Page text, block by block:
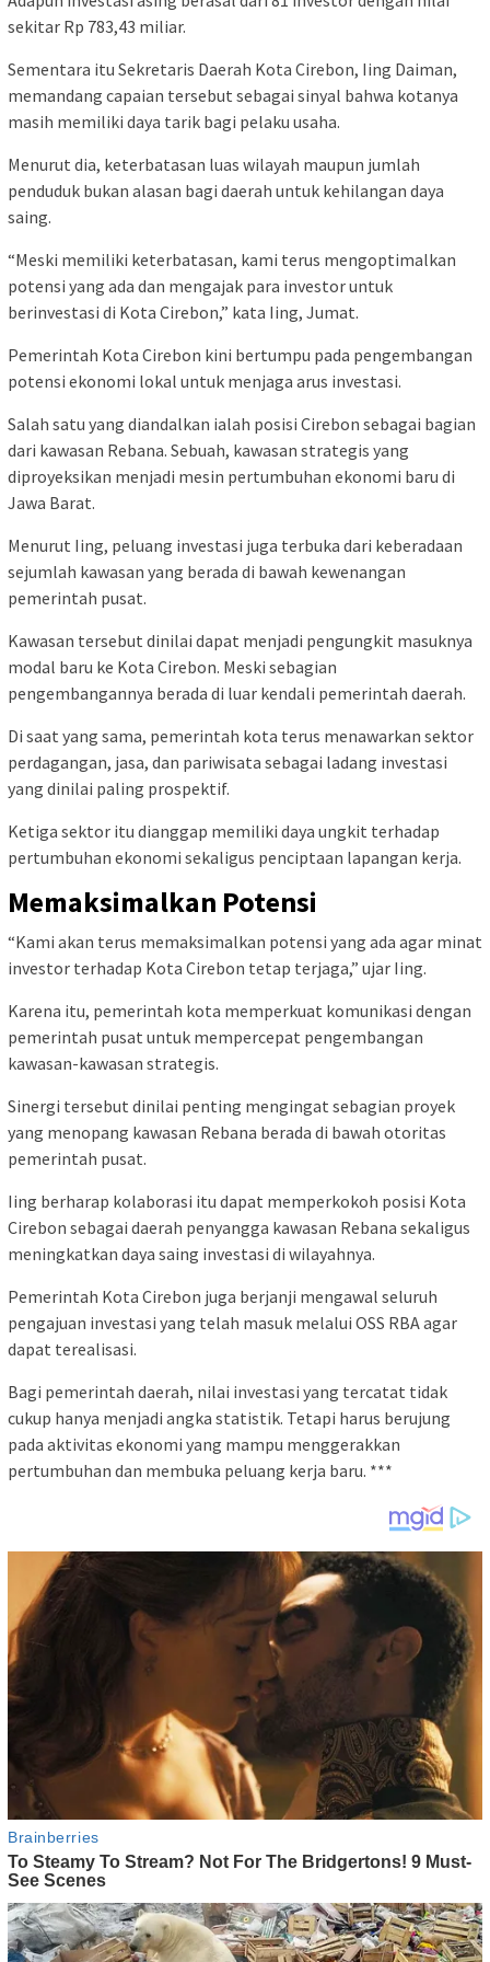
sekitar Rp 783,43 miliar.
Sementara itu Sekretaris Daerah Kota Cirebon, Iing Daiman,
memandang capaian tersebut sebagai sinyal bahwa kotanya
masih memiliki daya tarik bagi pelaku usaha.
Menurut dia, keterbatasan luas wilayah maupun jumlah
penduduk bukan alasan bagi daerah untuk kehilangan daya
saing.
“Meski memiliki keterbatasan, kami terus mengoptimalkan
potensi yang ada dan mengajak para investor untuk
berinvestasi di Kota Cirebon,” kata Iing, Jumat.
Pemerintah Kota Cirebon kini bertumpu pada pengembangan
potensi ekonomi lokal untuk menjaga arus investasi.
Salah satu yang diandalkan ialah posisi Cirebon sebagai bagian
dari kawasan Rebana. Sebuah, kawasan strategis yang
diproyeksikan menjadi mesin pertumbuhan ekonomi baru di
Jawa Barat.
Menurut Iing, peluang investasi juga terbuka dari keberadaan
sejumlah kawasan yang berada di bawah kewenangan
pemerintah pusat.
Kawasan tersebut dinilai dapat menjadi pengungkit masuknya
modal baru ke Kota Cirebon. Meski sebagian
pengembangannya berada di luar kendali pemerintah daerah.
Di saat yang sama, pemerintah kota terus menawarkan sektor
perdagangan, jasa, dan pariwisata sebagai ladang investasi
yang dinilai paling prospektif.
Ketiga sektor itu dianggap memiliki daya ungkit terhadap
pertumbuhan ekonomi sekaligus penciptaan lapangan kerja.
Memaksimalkan Potensi
“Kami akan terus memaksimalkan potensi yang ada agar minat
investor terhadap Kota Cirebon tetap terjaga,” ujar Iing.
Karena itu, pemerintah kota memperkuat komunikasi dengan
pemerintah pusat untuk mempercepat pengembangan
kawasan-kawasan strategis.
Sinergi tersebut dinilai penting mengingat sebagian proyek
yang menopang kawasan Rebana berada di bawah otoritas
pemerintah pusat.
Iing berharap kolaborasi itu dapat memperkokoh posisi Kota
Cirebon sebagai daerah penyangga kawasan Rebana sekaligus
meningkatkan daya saing investasi di wilayahnya.
Pemerintah Kota Cirebon juga berjanji mengawal seluruh
pengajuan investasi yang telah masuk melalui OSS RBA agar
dapat terealisasi.
Bagi pemerintah daerah, nilai investasi yang tercatat tidak
cukup hanya menjadi angka statistik. Tetapi harus berujung
pada aktivitas ekonomi yang mampu menggerakkan
pertumbuhan dan membuka peluang kerja baru. ***